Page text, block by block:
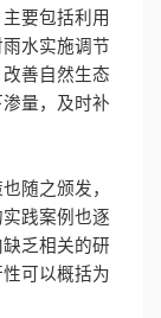
要包括利用
水实施调节
善自然生态
量，及时补
随之颁发，
践案例也逐
乏相关的研
可以概括为